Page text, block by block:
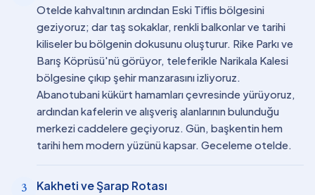
Otelde kahvaltının ardından Eski Tiflis bölgesini
geziyoruz; dar taş sokaklar, renkli balkonlar ve tarihi
kiliseler bu bölgenin dokusunu oluşturur. Rike Parkı ve
Barış Köprüsü'nü görüyor, teleferikle Narikala Kalesi
bölgesine çıkıp şehir manzarasını izliyoruz.
Abanotubani kükürt hamamları çevresinde yürüyoruz,
ardından kafelerin ve alışveriş alanlarının bulunduğu
merkezi caddelere geçiyoruz. Gün, başkentin hem
tarihi hem modern yüzünü kapsar. Geceleme otelde.
3 Kakheti ve Şarap Rotası